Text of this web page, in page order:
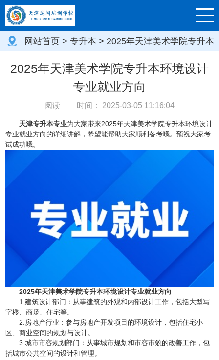
网站首页 > 专升本 > 2025年天津美术学院专升本
环境设计专业就业方向
2025年天津美术学院专升本环境设计
专业就业方向
阅读 时间： 2025-03-05 11:16:04
天津专升本专业为大家带来2025年天津美术学院专升本环境设计
专业就业方向的详细讲解，希望能帮助大家顺利备考哦。预祝大家考
试成功哦。
2025年天津美术学院专升本环境设计专业就业方向
1.建筑设计部门：从事建筑的外观和内部设计工作，包括大型写
字楼、商场、住宅等。
2.房地产行业：参与房地产开发项目的环境设计，包括住宅小
区、商业空间的规划与设计。
3.城市市容规划部门：从事城市规划和市容市貌的改善工作，包
括城市公共空间的设计和管理。